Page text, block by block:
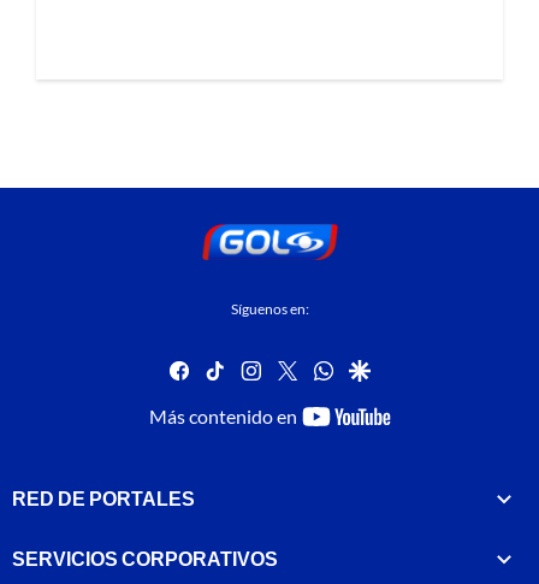
Síguenos en:
facebook
tiktok instagram
twitterwhatsapp
google
Más contenido en
youtube-
RED DE PORTALES
SERVICIOS CORPORATIVOS